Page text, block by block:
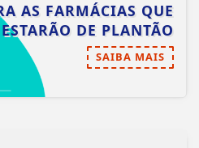
AS FARMÁCIAS QUE
ESTARÃO DE PLANTÃO
SAIBA MAIS